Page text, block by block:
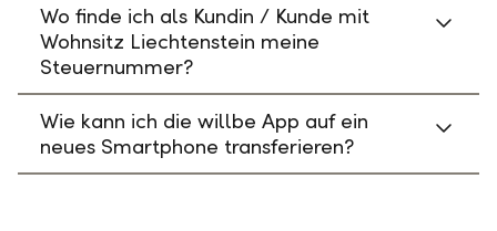
Wo finde ich als Kundin / Kunde mit
Wohnsitz Liechtenstein meine
Steuernummer?
Wie kann ich die willbe App auf ein
neues Smartphone transferieren?